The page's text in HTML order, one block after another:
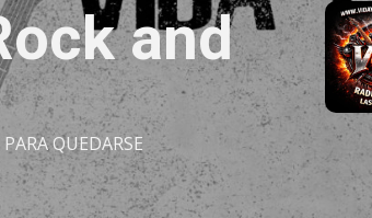
and
QUEDARSE